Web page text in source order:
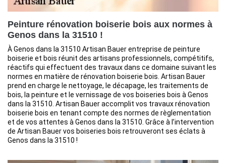
Peinture rénovation boiserie bois aux normes à
Genos dans la 31510 !
À Genos dans la 31510 Artisan Bauer entreprise de peinture
boiserie et bois réunit des artisans professionnels, compétitifs,
réactifs qui effectuent des travaux dans ce domaine suivant les
normes en matière de rénovation boiserie bois. Artisan Bauer
prend en charge le nettoyage, le décapage, les traitements de
bois, la peinture et le vernissage de vos boiseries bois à Genos
dans la 31510. Artisan Bauer accomplit vos travaux rénovation
boiserie bois en tenant compte des normes de règlementation
et de vos attentes à Genos dans la 31510. Grâce à l’intervention
de Artisan Bauer vos boiseries bois retrouveront ses éclats à
Genos dans la 31510 !